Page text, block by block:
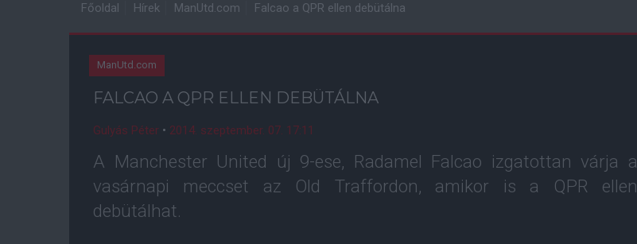
Főoldal Hírek ManUtd.com Falcao a QPR ellen debütálna
ManUtd.com
FALCAO A QPR ELLEN DEBÜTÁLNA
Gulyás Péter • 2014. szeptember. 07. 17:11
A Manchester United új 9-ese, Radamel Falcao izgatottan várja a
vasárnapi meccset az Old Traffordon, amikor is a QPR ellen
debütálhat.